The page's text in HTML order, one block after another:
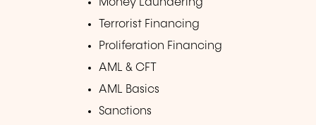
Terrorist Financing
Proliferation Financing
AML & CFT
AML Basics
Sanctions